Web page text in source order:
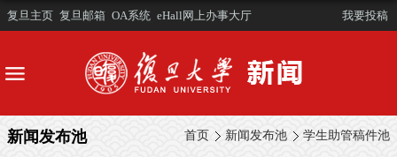
复旦主页 复旦邮箱 OA系统 eHall网上办事大厅 我要投稿
首页 新闻发布池 学生助管稿件池
新闻发布池